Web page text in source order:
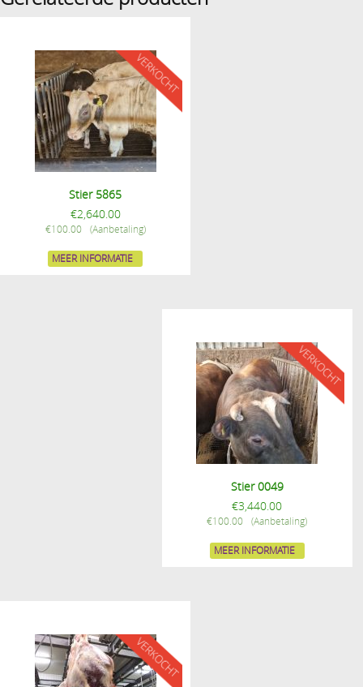
Stier 5865
€2,640.00
€100.00
MEER INFORMATIE
Stier 0049
€3,440.00
€100.00
MEER INFORMATIE